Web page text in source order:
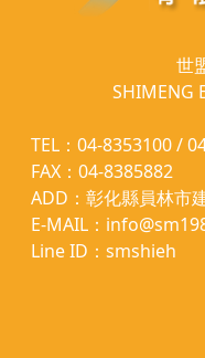
世
SHIMENG
TEL：04-8353100 /
FAX：04-8385882
ADD：彰化縣員林市
E-MAIL：
Line ID：smshieh